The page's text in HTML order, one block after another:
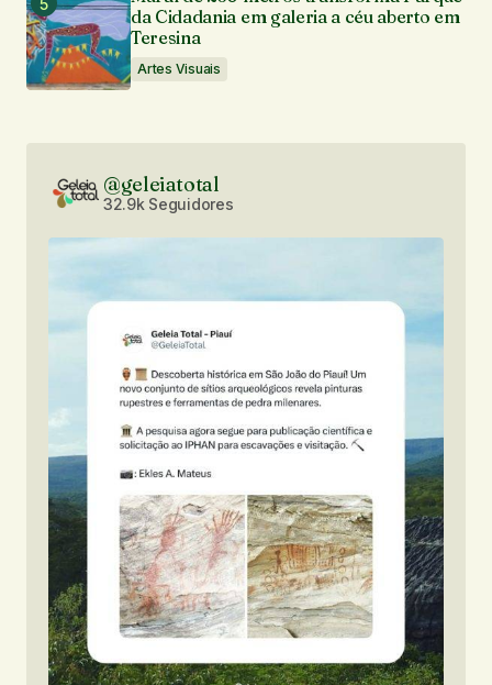
da Cidadania em galeria a céu aberto em
Teresina
Artes Visuais
@geleiatotal
32.9k Seguidores